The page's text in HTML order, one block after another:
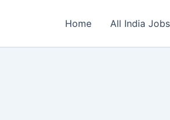
Home All India Jobs